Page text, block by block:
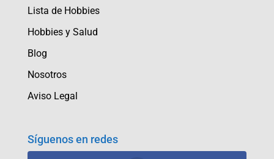
Lista de Hobbies
Hobbies y Salud
Blog
Nosotros
Aviso Legal
Síguenos en redes